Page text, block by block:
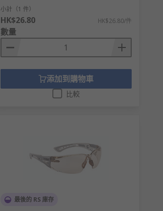
小計（1 件）
HK$26.80 HK$26.80/件
數量
添加到購物車
比較
最後的 RS 庫存